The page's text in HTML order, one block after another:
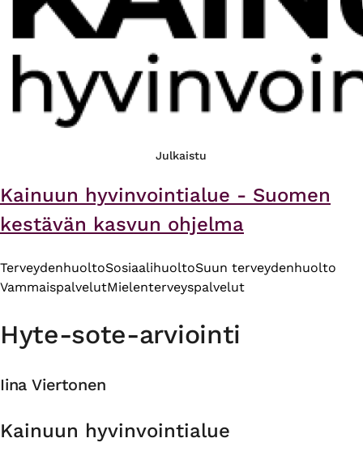
Julkaistu
Kainuun hyvinvointialue - Suomen
kestävän kasvun ohjelma
TerveydenhuoltoSosiaalihuoltoSuun terveydenhuolto
VammaispalvelutMielenterveyspalvelut
Hyte-sote-arviointi
Iina Viertonen
Organisaatio
Kainuun hyvinvointialue